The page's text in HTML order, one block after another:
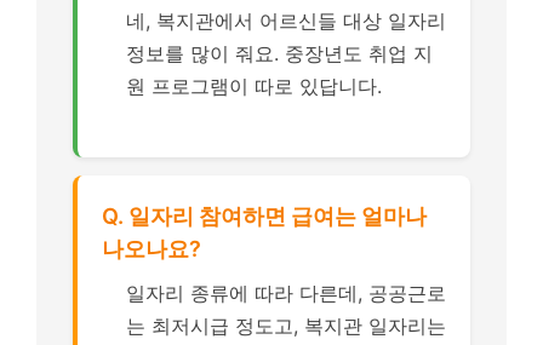
네, 복지관에서 어르신들 대상 일자리
정보를 많이 줘요. 중장년도 취업 지
원 프로그램이 따로 있답니다.
Q. 일자리 참여하면 급여는 얼마나
나오나요?
일자리 종류에 따라 다른데, 공공근로
는 최저시급 정도고, 복지관 일자리는